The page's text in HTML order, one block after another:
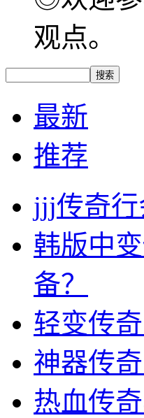
观点。
最新
推荐
jjj传奇行
韩版中
备？
轻变传
神器传
热血传